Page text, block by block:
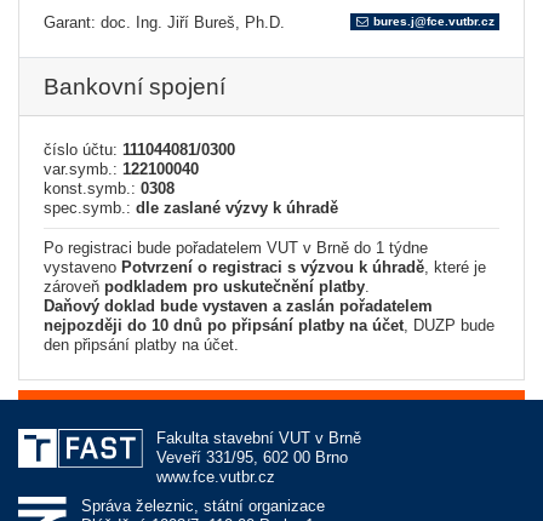
Garant: doc. Ing. Jiří Bureš, Ph.D. bures.j@fce.vutbr.cz
Bankovní spojení
číslo účtu: 111044081/0300
var.symb.: 122100040
konst.symb.: 0308
spec.symb.: dle zaslané výzvy k úhradě
Po registraci bude pořadatelem VUT v Brně do 1 týdne
vystaveno Potvrzení o registraci s výzvou k úhradě, které je
zároveň podkladem pro uskutečnění platby.
Daňový doklad bude vystaven a zaslán pořadatelem
nejpozději do 10 dnů po připsání platby na účet, DUZP bude
den připsání platby na účet.
Fakulta stavební VUT v Brně
Veveří 331/95, 602 00 Brno
www.fce.vutbr.cz
Správa železnic, státní organizace